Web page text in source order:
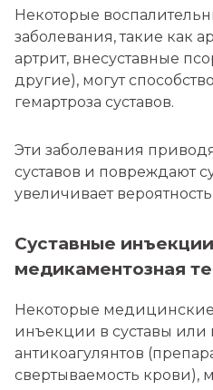
Некоторые
заболевания, такие как
артрит, внесуставные
другие), могут
гемартроза суставов.
Эти заболевания
суставов и повреждают
увеличивает
Суставные
медикаментозная
Некоторые
инъекции в суставы
антикоагулянтов
свертываемость крови),